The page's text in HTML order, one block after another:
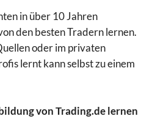
in über 10 Jahren
den besten Tradern lernen.
oder im privaten
lernt kann selbst zu einem
von Trading.de lernen